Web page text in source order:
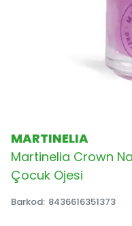
MARTINELIA
Martinelia Crown
Çocuk Ojesi
Barkod: 8436616351373